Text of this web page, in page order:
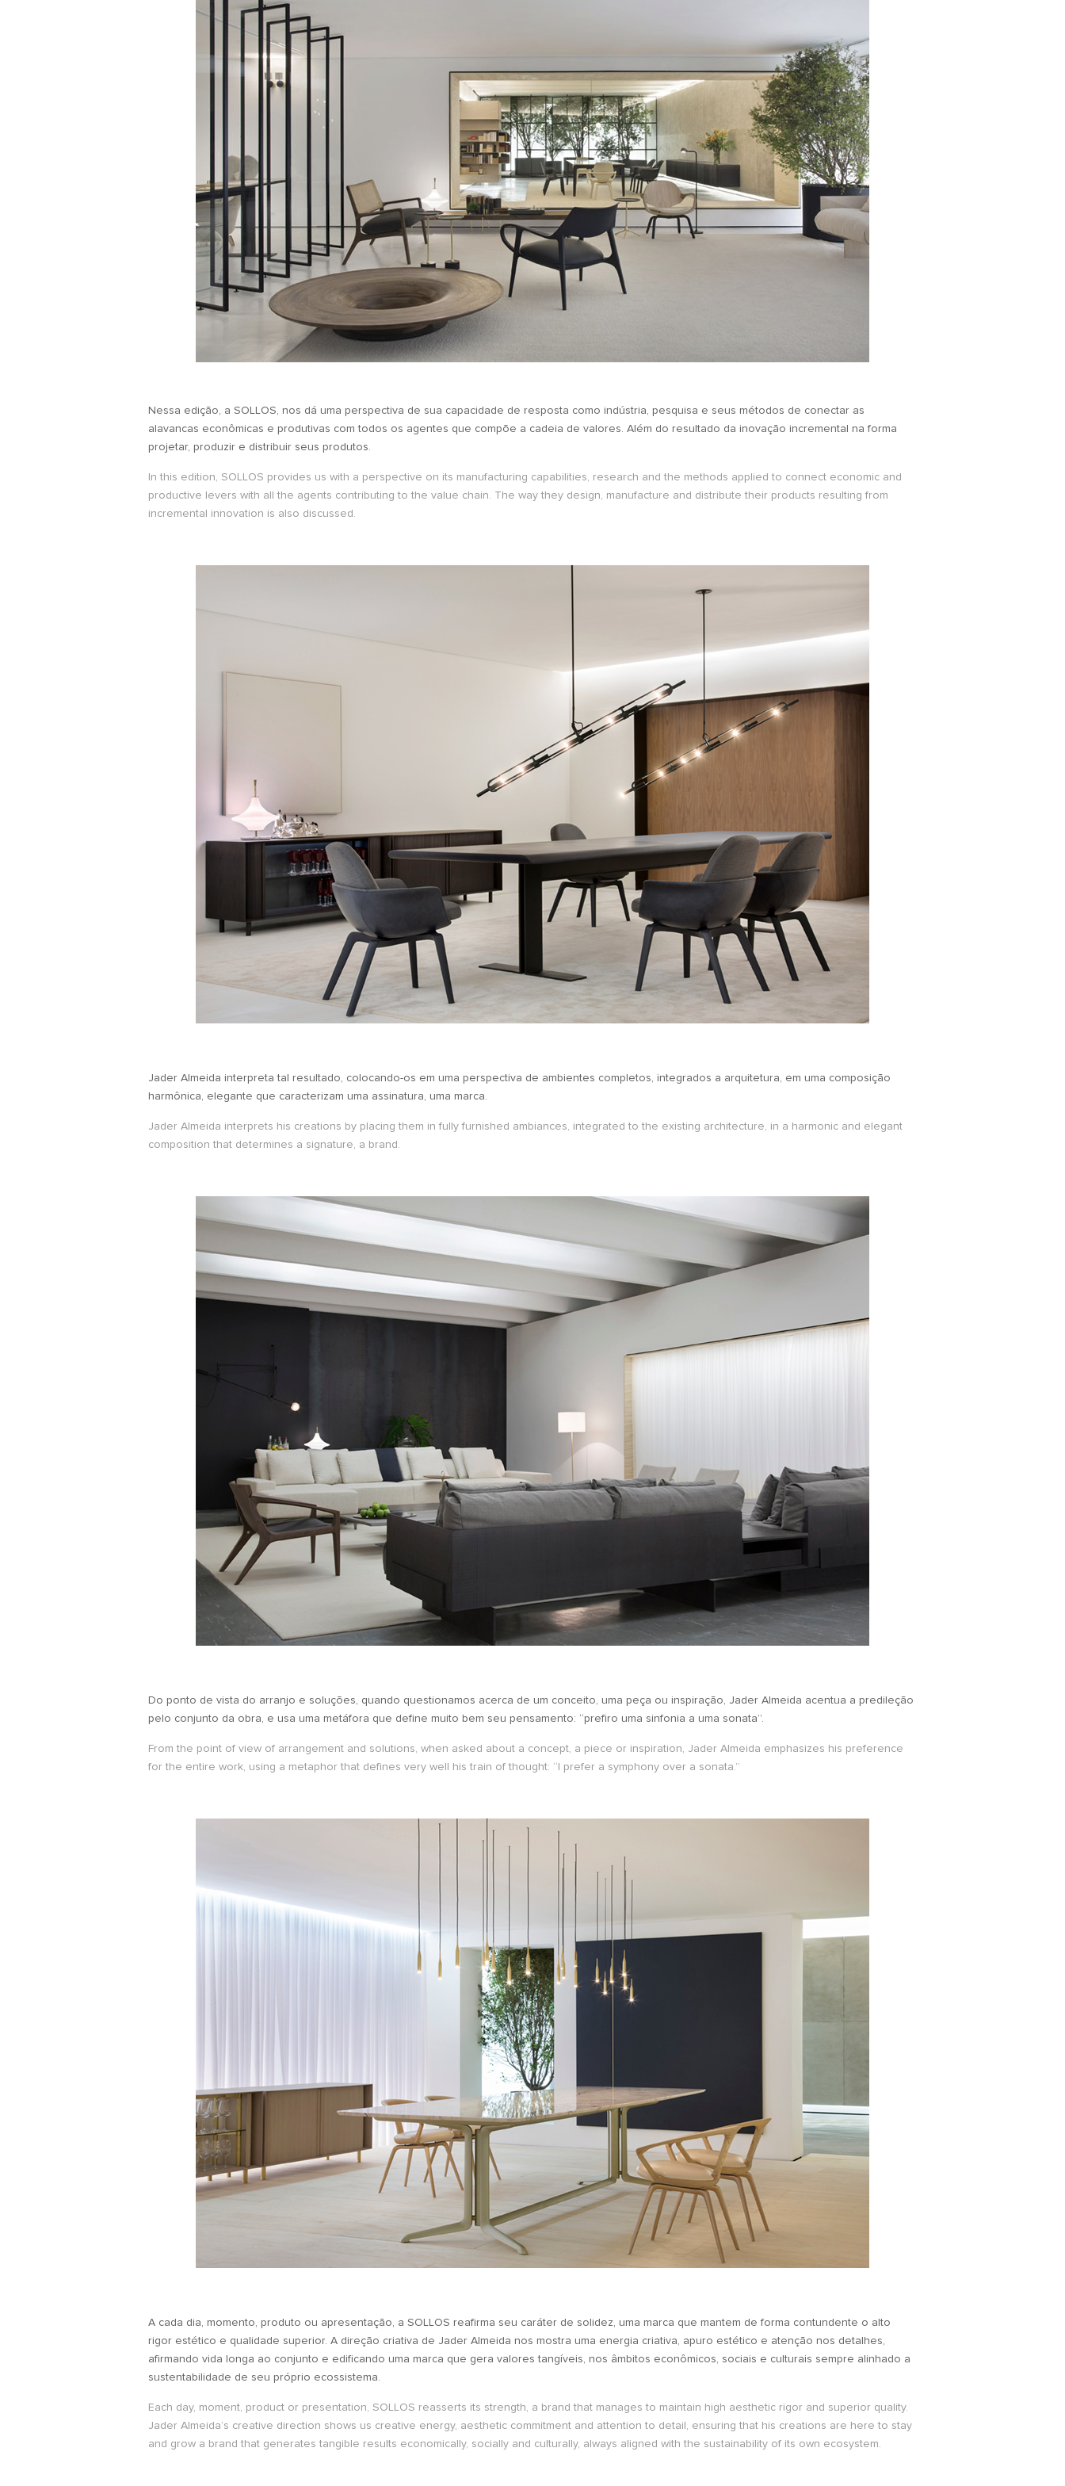
Nessa edição, a SOLLOS, nos dá uma perspectiva de sua capacidade de resposta como indústria, pesquisa e seus métodos de conectar as
alavancas econômicas e produtivas com todos os agentes que compõe a cadeia de valores. Além do resultado da inovação incremental na forma
projetar, produzir e distribuir seus produtos.
In this edition, SOLLOS provides us with a perspective on its manufacturing capabilities, research and the methods applied to connect economic and
productive levers with all the agents contributing to the value chain. The way they design, manufacture and distribute their products resulting from
incremental innovation is also discussed.
Jader Almeida interpreta tal resultado, colocando-os em uma perspectiva de ambientes completos, integrados a arquitetura, em uma composição
harmônica, elegante que caracterizam uma assinatura, uma marca.
Jader Almeida interprets his creations by placing them in fully furnished ambiances, integrated to the existing architecture, in a harmonic and elegant
composition that determines a signature, a brand.
Do ponto de vista do arranjo e soluções, quando questionamos acerca de um conceito, uma peça ou inspiração, Jader Almeida acentua a predileção
pelo conjunto da obra, e usa uma metáfora que define muito bem seu pensamento: “prefiro uma sinfonia a uma sonata”.
From the point of view of arrangement and solutions, when asked about a concept, a piece or inspiration, Jader Almeida emphasizes his preference
for the entire work, using a metaphor that defines very well his train of thought: “I prefer a symphony over a sonata.”
A cada dia, momento, produto ou apresentação, a SOLLOS reafirma seu caráter de solidez, uma marca que mantem de forma contundente o alto
rigor estético e qualidade superior. A direção criativa de Jader Almeida nos mostra uma energia criativa, apuro estético e atenção nos detalhes,
afirmando vida longa ao conjunto e edificando uma marca que gera valores tangíveis, nos âmbitos econômicos, sociais e culturais sempre alinhado a
sustentabilidade de seu próprio ecossistema.
Each day, moment, product or presentation, SOLLOS reasserts its strength, a brand that manages to maintain high aesthetic rigor and superior quality.
Jader Almeida’s creative direction shows us creative energy, aesthetic commitment and attention to detail, ensuring that his creations are here to stay
and grow a brand that generates tangible results economically, socially and culturally, always aligned with the sustainability of its own ecosystem.